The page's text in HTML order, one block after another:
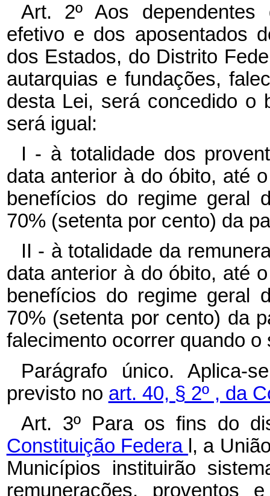
Art. 2º Aos
efetivo e dos aposentados
dos Estados, do Distrito
autarquias e fundações,
desta Lei, será concedido o
será igual:
I - à totalidade dos
data anterior à do óbito, até
benefícios do regime geral
70% (setenta por cento) da
II - à totalidade da
data anterior à do óbito, até
benefícios do regime geral
70% (setenta por cento) da
falecimento ocorrer quando
Parágrafo único.
previsto no art. 40, § 2º , da
Art. 3º Para os fins do
Constituição Federa l, a
Municípios instituirão
remunerações, proventos